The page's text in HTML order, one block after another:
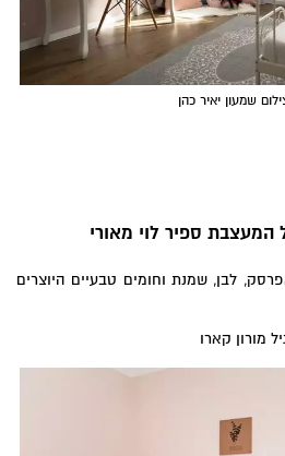
שמעון יאיר כהן
המעצבת ספיר לוי מאורי
לבן, שמנת וחומים טבעיים היוצרים
מורון קארו